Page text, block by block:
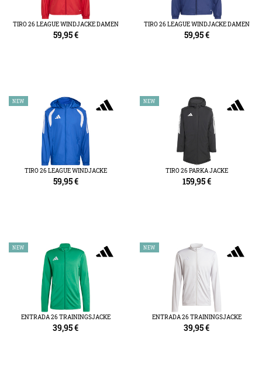
TIRO 26 LEAGUE WINDJACKE DAMEN
59,95€
TIRO 26 LEAGUE WINDJACKE DAMEN
59,95€
NEW
TIRO 26 LEAGUE WINDJACKE
59,95€
NEW
TIRO 26 PARKA JACKE
159,95€
NEW
ENTRADA 26 TRAININGSJACKE
39,95€
NEW
ENTRADA 26 TRAININGSJACKE
39,95€